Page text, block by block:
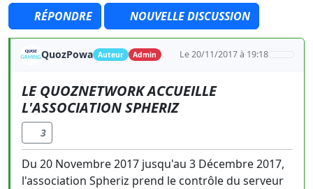
RÉPONDRE NOUVELLE DISCUSSION
QuozPowa Auteur Admin Le 20/11/2017 à 19:18
LE QUOZNETWORK ACCUEILLE
L'ASSOCIATION SPHERIZ
3
Du 20 Novembre 2017 jusqu'au 3 Décembre 2017,
l'association Spheriz prend le contrôle du serveur